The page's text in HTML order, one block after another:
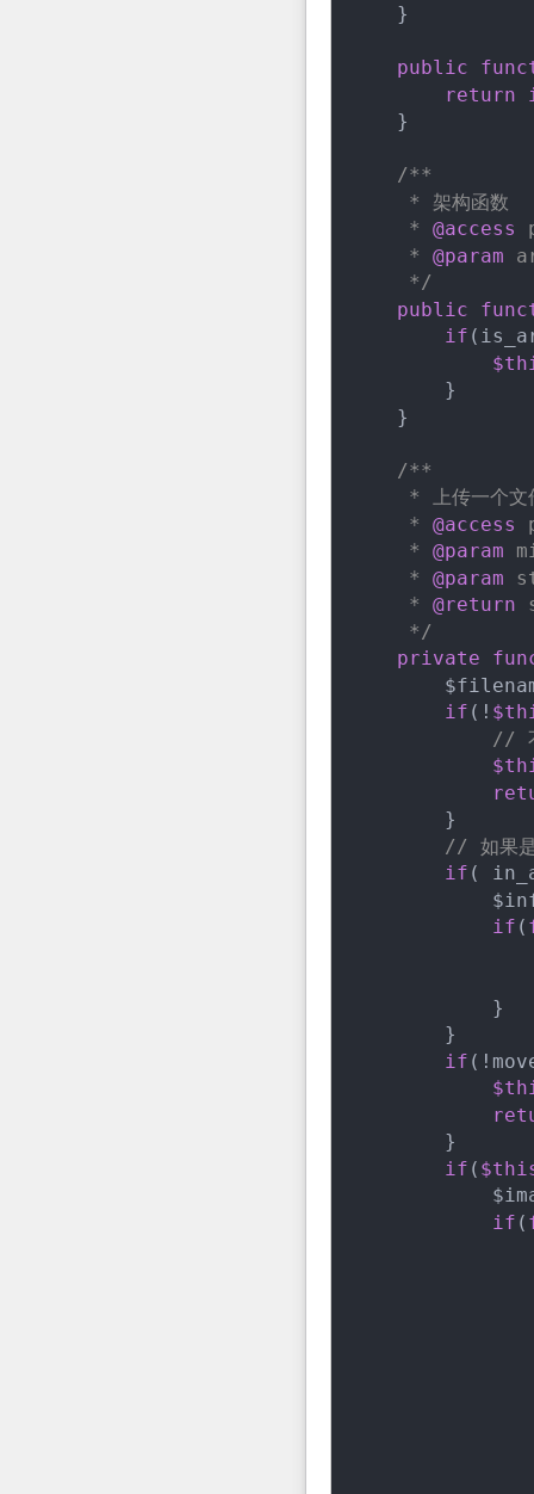
    }
public
return
    }
/**
     * 架构函数
     *
@access
     *
@param
     */
public
if
        }
    }
/**
* 上传一个文
     *
@access
     *
@param
     *
@param
     *
@return
     */
private
if (!
//
        }
// 如果是
if (
if (
            }
        }
if
        }
if (
if (